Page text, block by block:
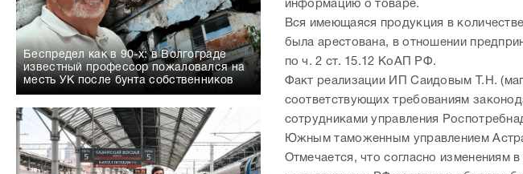
Беспредел как в 90-х: в Волгограде
известный профессор пожаловался на
месть УК после бунта собственников
информацию о товаре.
Вся имеющаяся продукция в
была арестована, в отношении
по ч. 2 ст. 15.12 КоАП РФ.
Факт реализации ИП Саидовым Т.Н.
соответствующих требованиям
сотрудниками управления
Южным таможенным управлением
Отмечается, что согласно изменениям